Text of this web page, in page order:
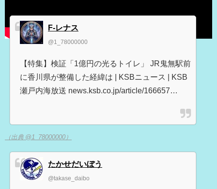
F-レナス
@1_78000000
【特集】検証「1億円の光るトイレ」 JR鬼無駅前
に香川県が整備した経緯は | KSBニュース | KSB
瀬戸内海放送 news.ksb.co.jp/article/166657…
（出典 @1_78000000）
たかせだいぼう
@takase_daibo